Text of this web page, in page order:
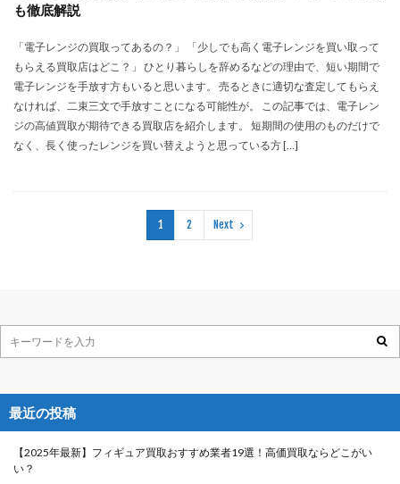
も徹底解説
「電子レンジの買取ってあるの？」 「少しでも高く電子レンジを買い取って
もらえる買取店はどこ？」 ひとり暮らしを辞めるなどの理由で、短い期間で
電子レンジを手放す方もいると思います。 売るときに適切な査定してもらえ
なければ、二束三文で手放すことになる可能性が。 この記事では、電子レン
ジの高値買取が期待できる買取店を紹介します。 短期間の使用のものだけで
なく、長く使ったレンジを買い替えようと思っている方 […]
1 2 Next
最近の投稿
【2025年最新】フィギュア買取おすすめ業者19選！高価買取ならどこがい
い？